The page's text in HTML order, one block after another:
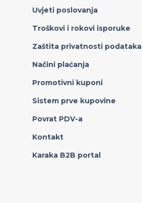
Uvjeti poslovanja
Troškovi i rokovi isporuke
Zaštita privatnosti podataka
Načini plaćanja
Promotivni kuponi
Sistem prve kupovine
Povrat PDV-a
Kontakt
Karaka B2B portal